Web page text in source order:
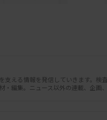
料を提供するサービス
カスなど代表的な5菌
える情報を発信していきます。検
編集。ニュース以外の連載、企画